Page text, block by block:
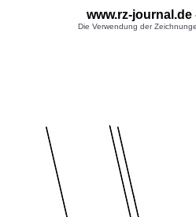
www.rz-journal.de
Die Verwendung der